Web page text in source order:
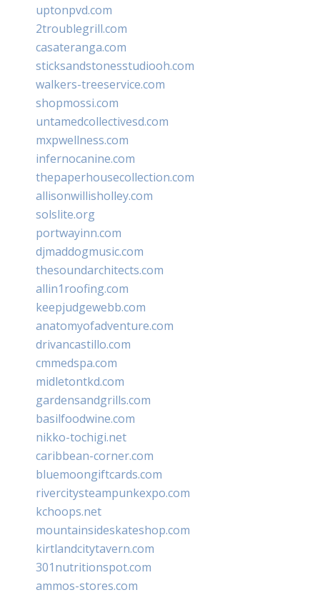
uptonpvd.com
2troublegrill.com
casateranga.com
sticksandstonesstudiooh.com
walkers-treeservice.com
shopmossi.com
untamedcollectivesd.com
mxpwellness.com
infernocanine.com
thepaperhousecollection.com
allisonwillisholley.com
solslite.org
portwayinn.com
djmaddogmusic.com
thesoundarchitects.com
allin1roofing.com
keepjudgewebb.com
anatomyofadventure.com
drivancastillo.com
cmmedspa.com
midletontkd.com
gardensandgrills.com
basilfoodwine.com
nikko-tochigi.net
caribbean-corner.com
bluemoongiftcards.com
rivercitysteampunkexpo.com
kchoops.net
mountainsideskateshop.com
kirtlandcitytavern.com
301nutritionspot.com
ammos-stores.com